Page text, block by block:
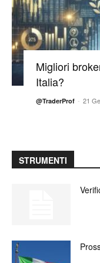
Migliori
Italia?
@TraderProf - 21
STRUMENTI